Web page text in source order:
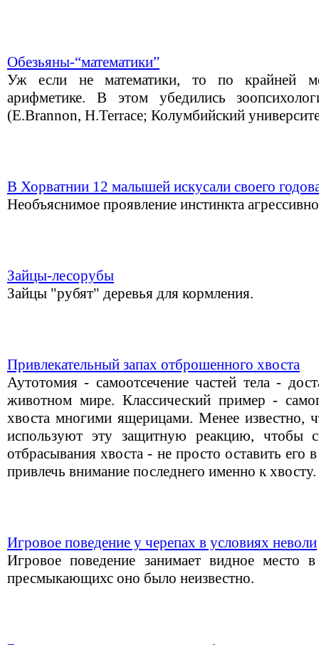
Обезьяны-“математики”
Уж если не математики, то по крайней
арифметике. В этом убедились
(E.Brannon, H.Terrace; Колумбийский
В Хорватнии 12 малышей искусали своего
Необъяснимое проявление инстинкта
Зайцы-лесорубы
Зайцы "рубят" деревья для кормления.
Привлекательный запах отброшенного хвоста
Аутотомия - самоотсечение частей тела -
животном мире. Классический пример -
хвоста многими ящерицами. Менее известно,
используют эту защитную реакцию, чтобы
отбрасывания хвоста - не просто оставить его
привлечь внимание последнего именно к хвосту.
Игровое поведение у черепах в условиях неволи
Игровое поведение занимает видное
пресмыкающихс оно было неизвестно.